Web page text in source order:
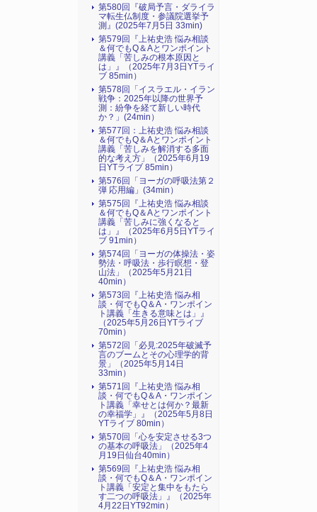
第580回『破局予言・ダライラ
マ転生仏制度・参議院選挙予
測』(2025年7月5日 33min)
第579回『上祐史浩 悩み相談
＆何でもQ＆Aとワンポイント
講義「苦しみの根本原因と
は」』（2025年7月3日YTライ
ブ 85min）
第578回「イスラエル・イラン
戦争：2025年以降の世界予
測：紛争を経て新しい時代
か？」(24min）
第577回：上祐史浩 悩み相談
＆何でもQ＆Aとワンポイント
講義「苦しみを解消する多面
的な考え方」（2025年6月19
日YTライブ 85min）
第576回「ヨーガの呼吸法第２
弾 応用編」(34min）
第575回『上祐史浩 悩み相談
＆何でもQ＆Aとワンポイント
講義「苦しみに強くなると
は」』（2025年6月5日YTライ
ブ 91min）
第574回「ヨーガの体操法・姿
勢法・呼吸法・歩行瞑想・登
山法」（2025年5月21日
40min）
第573回『上祐史浩 悩み相
談・何でもQ＆A・ワンポイン
ト講義「生きる意味とは」』
（2025年5月26日YTライブ
70min）
第572回「必見:2025年破滅予
言のブームとその心理学的背
景」（2025年5月14日
33min）
第571回『上祐史浩 悩み相
談・何でもQ＆A・ワンポイン
ト講義「幸せとは何か？最新
の幸福学」』（2025年5月8日
YTライブ 80min）
第570回「心を安定させる3つ
の基本の呼吸法」（2025年4
月19日仙台40min）
第569回『上祐史浩 悩み相
談・何でもQ＆A・ワンポイン
ト講義「安定と集中をもたら
す二つの呼吸法」』（2025年
4月22日YT92min）